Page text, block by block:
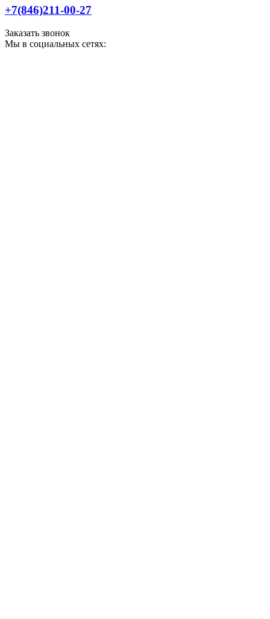
+7(846)211-00-27
Заказать звонок
Мы в социальных сетях: